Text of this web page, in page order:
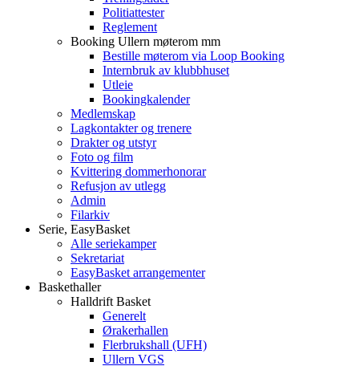
Politiattester
Reglement
Booking Ullern møterom mm
Bestille møterom via Loop Booking
Internbruk av klubbhuset
Utleie
Bookingkalender
Medlemskap
Lagkontakter og trenere
Drakter og utstyr
Foto og film
Kvittering dommerhonorar
Refusjon av utlegg
Admin
Filarkiv
Serie, EasyBasket
Alle seriekamper
Sekretariat
EasyBasket arrangementer
Baskethaller
Halldrift Basket
Generelt
Ørakerhallen
Flerbrukshall (UFH)
Ullern VGS